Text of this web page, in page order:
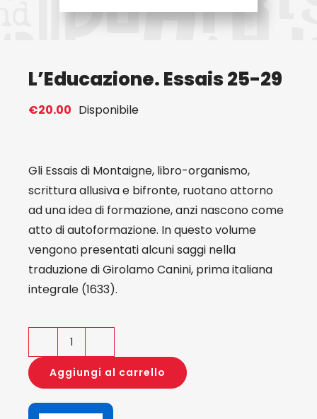
L’Educazione. Essais 25-29
€20.00 Disponibile
Gli Essais di Montaigne, libro-organismo,
scrittura allusiva e bifronte, ruotano attorno
ad una idea di formazione, anzi nascono come
atto di autoformazione. In questo volume
vengono presentati alcuni saggi nella
traduzione di Girolamo Canini, prima italiana
integrale (1633).
L'Educazione.
Essais
25-
29
Aggiungi al carrello